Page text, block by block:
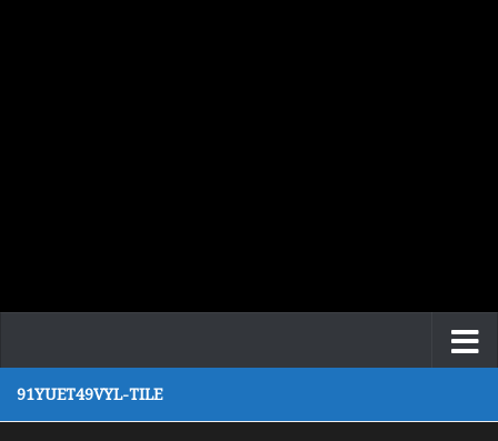
91YUET49VYL-TILE